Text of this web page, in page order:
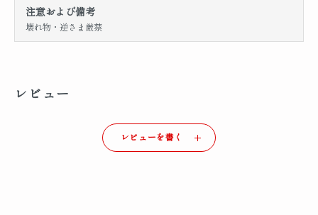
注意および備考
壊れ物・逆さま厳禁
レビュー
レビューを書く